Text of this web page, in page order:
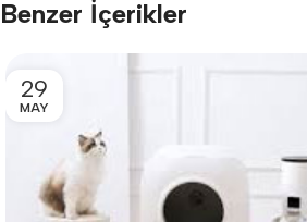
Benzer İçerikler
29
MAY